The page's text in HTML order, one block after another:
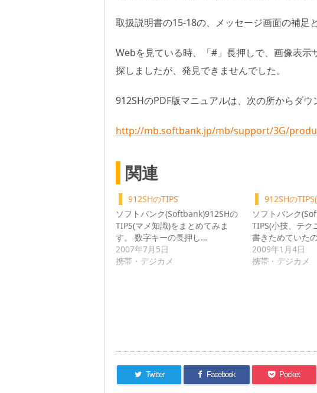
取扱説明書の15-18の、メッセージ画面の補足
Webを見ている時、「#」長押しで、画像表
探しましたが、発見できませんでした。
912SHのPDF版マニュアルは、次の所からダウ
http://mb.softbank.jp/mb/support/3G/
関連
912SHのTIPS
ソフトバンク(Softbank)912SHの
TIPS(マメ知識)をまとめてみま
す。 数字キーの長押し…
2007年7月5日
携帯・デジカメ
912SHの
ソフトバンク
TIPS(小技、テク
書きためていた
2009年1月4日
携帯・デジカメ
Twitter Facebook Pocket